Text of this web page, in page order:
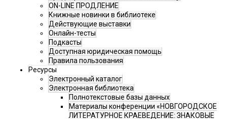
ON-LINE ПРОДЛЕНИЕ
Книжные новинки в библиотеке
Действующие выставки
Онлайн-тесты
Подкасты
Доступная юридическая помощь
Правила пользования
Ресурсы
Электронный каталог
Электронная библиотека
Полнотекстовые базы данных
Материалы конференции «НОВГОРОДСКОЕ
ЛИТЕРАТУРНОЕ КРАЕВЕДЕНИЕ: ЗНАКОВЫЕ